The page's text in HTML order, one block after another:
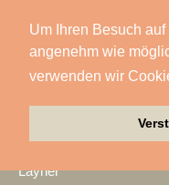
Um Ihren Besuch
angenehm wie
verwenden wir
LANG ACADEMY
Laser Imagineering
Laserworld
Layher